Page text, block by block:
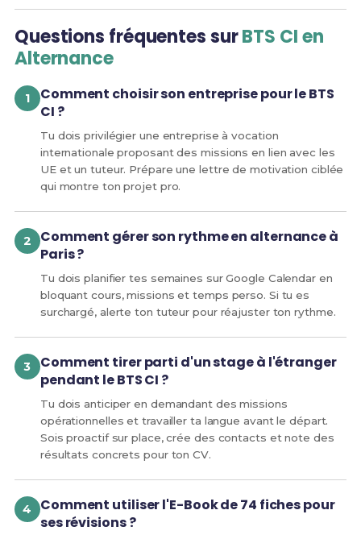
Questions fréquentes surBTS CI en
Alternance
Comment choisir son entreprise pour le BTS
CI ?
Tu dois privilégier une entreprise à vocation
internationale proposant des missions en lien avec les
UE et un tuteur. Prépare une lettre de motivation ciblée
qui montre ton projet pro.
Comment gérer son rythme en alternance à
Paris ?
Tu dois planifier tes semaines sur Google Calendar en
bloquant cours, missions et temps perso. Si tu es
surchargé, alerte ton tuteur pour réajuster ton rythme.
Comment tirer parti d'un stage à l'étranger
pendant le BTS CI ?
Tu dois anticiper en demandant des missions
opérationnelles et travailler ta langue avant le départ.
Sois proactif sur place, crée des contacts et note des
résultats concrets pour ton CV.
Comment utiliser l'E-Book de 74 fiches pour
ses révisions ?